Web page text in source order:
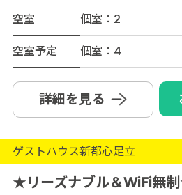
空室
個室：2
空室予定
個室：4
詳細を見る
ゲストハウス新都心足立
★リーズナブル＆WiFi無